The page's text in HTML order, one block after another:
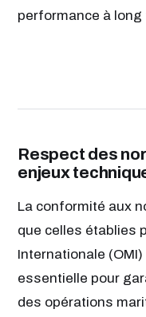
performance à long
Respect des
enjeux
La conformité aux
que celles établies
Internationale
essentielle pour
des opérations